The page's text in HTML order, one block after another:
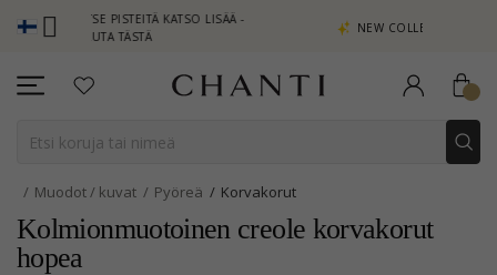
PISTEITÄ KATSO LISÄÄ -
TÄSTÄ
NEW COLLECTION | AURA
Muodot / kuvat Pyöreä Korvakorut
Kolmionmuotoinen creole korvakorut
hopea